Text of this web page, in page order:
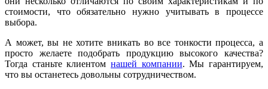
стоимости, что обязательно нужно учитывать в процессе
выбора.
А может, вы не хотите вникать во все тонкости процесса, а
просто желаете подобрать продукцию высокого качества?
Тогда станьте клиентом нашей компании. Мы гарантируем,
что вы останетесь довольны сотрудничеством.